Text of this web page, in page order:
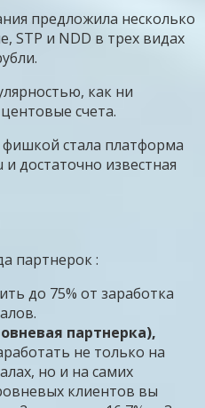
предложила несколько
STP и NDD в трех видах
как ни
счета.
стала платформа
достаточно известная
партнерок :
до 75% от заработка
партнерка),
не только на
но и на самих
клиентов вы